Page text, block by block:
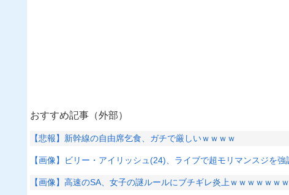
おすすめ記事（外部）
【悲報】新幹線の自由席乞食、ガチで厳しいｗｗｗｗ
【画像】ビリー・アイリッシュ(24)、ライブで超モリマンスジを
【画像】高速のSA、女子の謎ルールにブチギレ炎上ｗｗｗｗｗｗ